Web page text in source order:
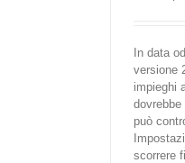
In data
versione
impieghi
può
scorrere